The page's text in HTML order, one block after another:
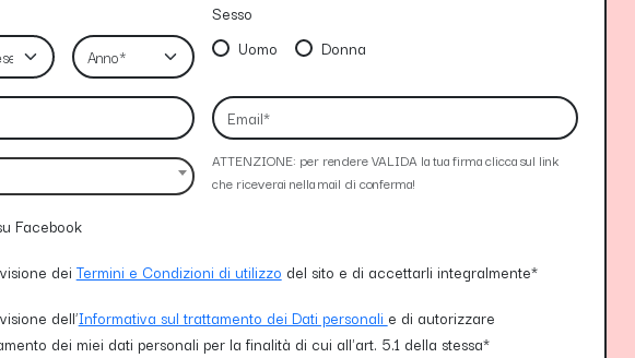
Sesso
Uomo
Donna
ATTENZIONE: per rendere VALIDA la tua firma clicca sul link
che riceverai nella mail di conferma!
Facebook
dei Termini e Condizioni di utilizzo del sito e di accettarli integralmente*
dell’Informativa sul trattamento dei Dati personali e di autorizzare
dei miei dati personali per la finalità di cui all'art. 5.1 della stessa*